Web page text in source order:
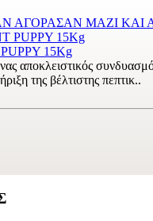
ΑΓΟΡΑΣΑΝ ΜΑΖΙ ΚΑΙ
15Kg
της βέλτιστης πεπτικ..